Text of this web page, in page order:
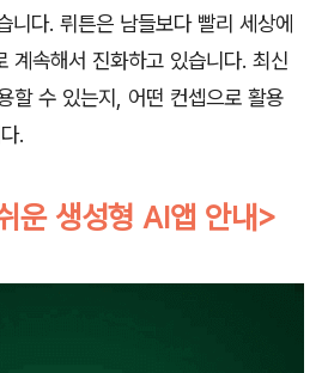
니다. 뤼튼은 남들보다 빨리 세상에
계속해서 진화하고 있습니다. 최신
할 수 있는지, 어떤 컨셉으로 활용
.
운 생성형 AI앱 안내>